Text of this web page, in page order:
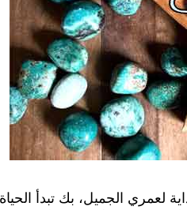
الجميل، بك تبدأ